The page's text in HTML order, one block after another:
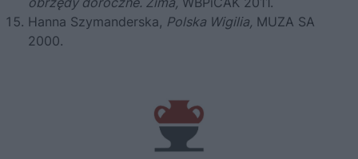
Hanna Szymanderska, Polska Wigilia, MUZA SA
2000.